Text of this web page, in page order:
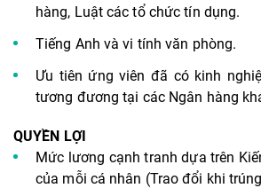
hàng, Luật các tổ chức tín dụng.
Tiếng Anh và vi tính văn phòng.
Ưu tiên ứng viên đã có kinh
tương đương tại các Ngân hàng
QUYỀN LỢI
Mức lương cạnh tranh dựa trên
của mỗi cá nhân (Trao đổi khi